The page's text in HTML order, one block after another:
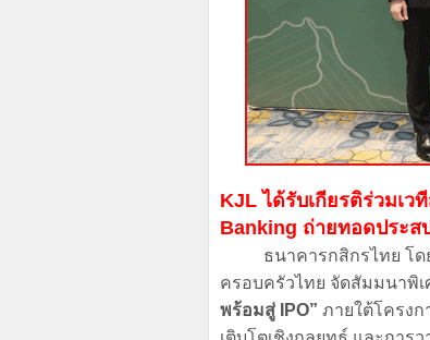
KJL ได้รับเกียรติร่วมเว
Banking ถ่ายทอดประส
ธนาคารกสิกรไทย โดย
ครอบครัวไทย จัดสัมมนาพิ
พร้อมสู่ IPO” ภายใต้โครงก